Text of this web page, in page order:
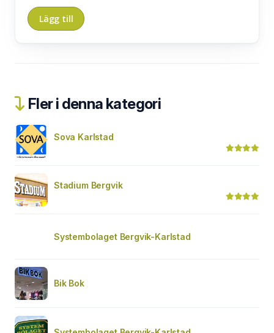
Fler i denna kategori
Sova Karlstad
Stadium Bergvik
Systembolaget Bergvik-Karlstad
Bik Bok